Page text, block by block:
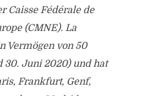
Caisse Fédérale de
(CMNE). La
Vermögen von 50
30. Juni 2020) und hat
Frankfurt, Genf,